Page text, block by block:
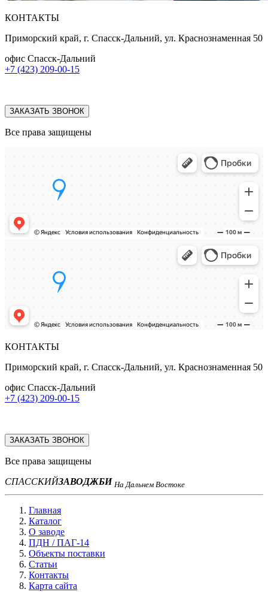
КОНТАКТЫ
Приморский край, г. Спасск-Дальний, ул. Краснознаменная 50
офис Спасск-Дальний
+7 (423) 209-00-15
ЗАКАЗАТЬ ЗВОНОК
Все права защищены
КОНТАКТЫ
Приморский край, г. Спасск-Дальний, ул. Краснознаменная 50
офис Спасск-Дальний
+7 (423) 209-00-15
ЗАКАЗАТЬ ЗВОНОК
Все права защищены
СПАССКИЙЗАВОДЖБИ На Дальнем Востоке
Главная
Каталог
О заводе
ПДН / ПАГ-14
Объекты поставки
Статьи
Контакты
Карта сайта